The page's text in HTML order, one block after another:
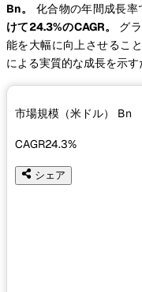
Bn。
化合物の年間成長率
けて24.3%のCAGR。 グ
能を大幅に向上させるこ
による実質的な成長を示す
市場規模（米ドル） Bn
CAGR24.3%
シェア